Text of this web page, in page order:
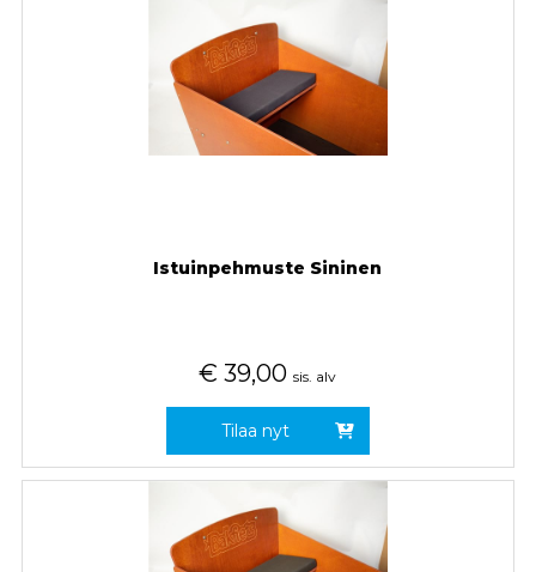
Istuinpehmuste Sininen
€ 39,00 sis. alv
Tilaa nyt